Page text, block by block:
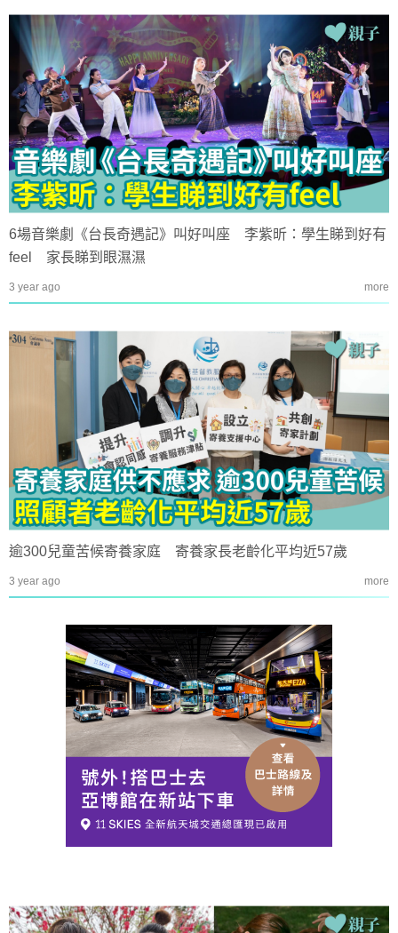
6場音樂劇《台長奇遇記》叫好叫座 李紫昕：學生睇到好有
feel 家長睇到眼濕濕
3 year ago more
逾300兒童苦候寄養家庭 寄養家長老齡化平均近57歲
3 year ago more